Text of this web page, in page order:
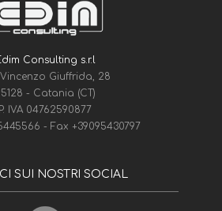
Consulting s.r.l
Giuffrida, 28
- Catania (CT)
P. IVA 04762590877
- Fax +39095430797
SUI NOSTRI SOCIAL